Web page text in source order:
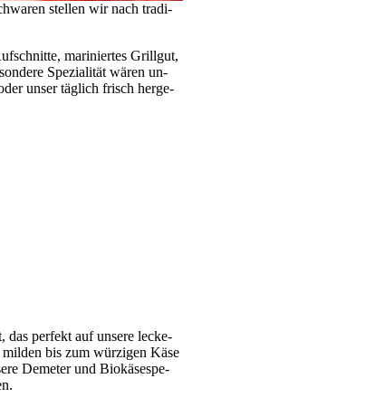
stellen wir nach tra­di­
mari­niertes Grill­gut,
Spezialität wären un­
unser täg­lich frisch her­ge­
das per­fekt auf unsere le­cke­
bis zum wür­zi­gen Käse
Demeter und Bio­kä­se­spe­